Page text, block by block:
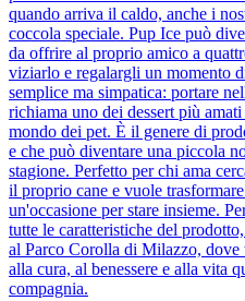
quando arriva il caldo, anche i
coccola speciale. Pup Ice può
da offrire al proprio amico a
viziarlo e regalargli un momento
semplice ma simpatica: portare
richiama uno dei dessert più
mondo dei pet. È il genere di
e che può diventare una piccola
stagione. Perfetto per chi ama
il proprio cane e vuole
un'occasione per stare insieme.
tutte le caratteristiche del
al Parco Corolla di Milazzo, dove
alla cura, al benessere e alla vita
compagnia.